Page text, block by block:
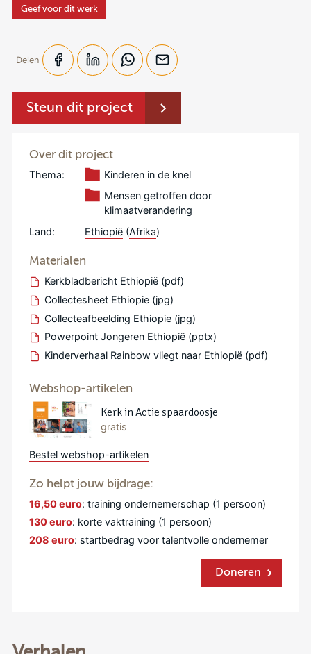
Geef voor dit werk
Delen
Steun dit project
Over dit project
Thema:
Kinderen in de knel
Mensen getroffen door
klimaatverandering
Land:
Ethiopië (Afrika)
Materialen
Kerkbladbericht Ethiopië (pdf)
Collectesheet Ethiopie (jpg)
Collecteafbeelding Ethiopie (jpg)
Powerpoint Jongeren Ethiopië (pptx)
Kinderverhaal Rainbow vliegt naar Ethiopië (pdf)
Webshop-artikelen
Kerk in Actie spaardoosje
gratis
Bestel webshop-artikelen
Zo helpt jouw bijdrage:
16,50 euro: training ondernemerschap (1 persoon)
130 euro: korte vaktraining (1 persoon)
208 euro: startbedrag voor talentvolle ondernemer
Doneren